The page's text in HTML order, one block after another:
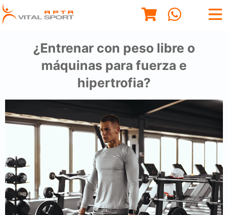
¿Entrenar con peso libre o
máquinas para fuerza e
hipertrofia?